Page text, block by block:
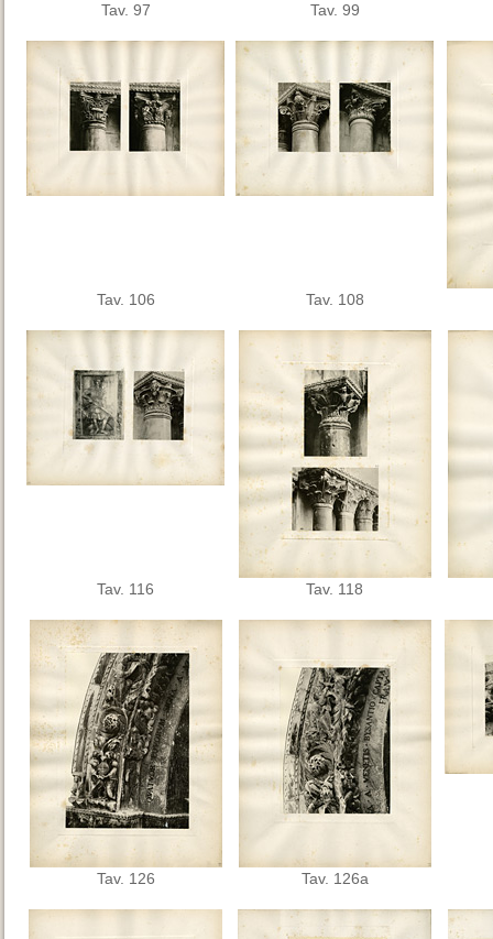
Tav. 97 Tav. 99
Tav. 106 Tav. 108
Tav. 116 Tav. 118
Tav. 126 Tav. 126a